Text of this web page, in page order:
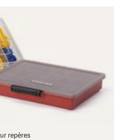
repères